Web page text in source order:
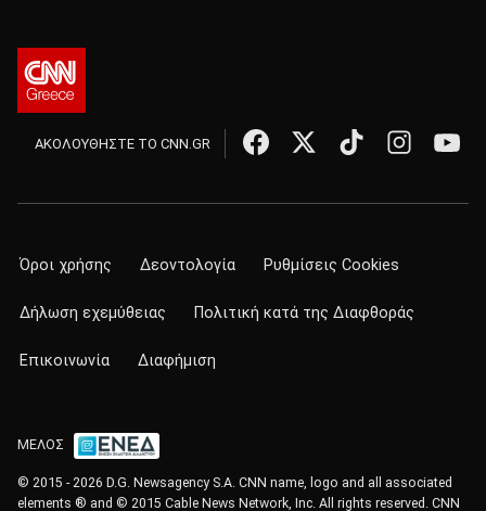
ΑΚΟΛΟΥΘΗΣΤΕ ΤΟ CNN.GR
Όροι χρήσης Δεοντολογία Ρυθμίσεις Cookies
Δήλωση εχεμύθειας Πολιτική κατά της Διαφθοράς
Επικοινωνία Διαφήμιση
ΜΕΛΟΣ
© 2015 - 2026 D.G. Newsagency S.A. CNN name, logo and all associated
elements ® and © 2015 Cable News Network, Inc. All rights reserved. CNN